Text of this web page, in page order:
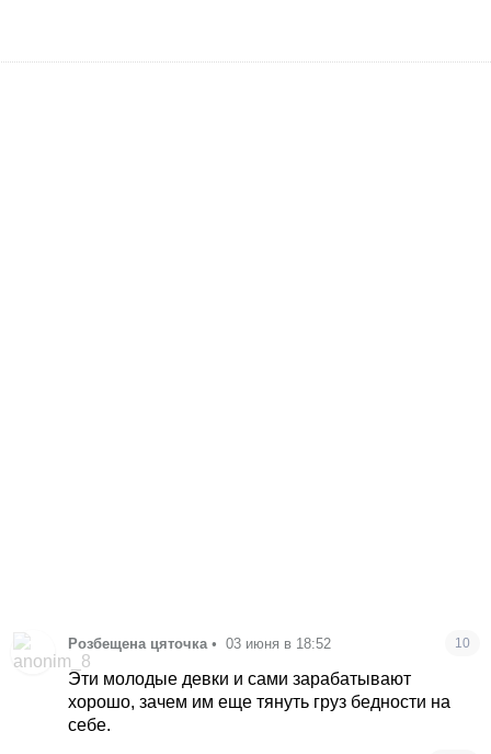
Розбещена цяточка • 03 июня в 18:52 10
Эти молодые девки и сами зарабатывают
хорошо, зачем им еще тянуть груз бедности на
себе.